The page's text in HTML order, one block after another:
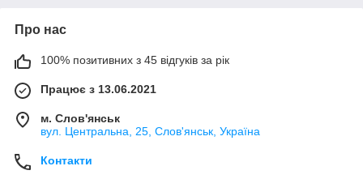
Про нас
100% позитивних з 45 відгуків за рік
Працює з 13.06.2021
м. Слов'янськ
вул. Центральна, 25, Слов'янськ, Україна
Контакти